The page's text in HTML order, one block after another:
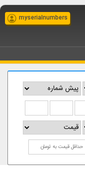
myserialnumbers